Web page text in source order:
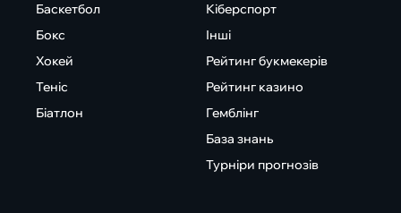
Баскетбол
Бокс
Хокей
Теніс
Біатлон
Кіберспорт
Інші
Рейтинг букмекерів
Рейтинг казино
Гемблінг
База знань
Турніри прогнозів